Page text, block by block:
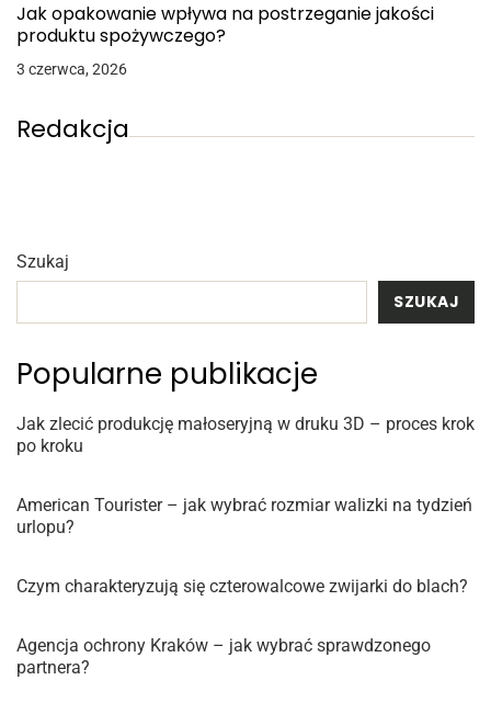
Jak opakowanie wpływa na postrzeganie jakości
produktu spożywczego?
3 czerwca, 2026
Redakcja
Szukaj
SZUKAJ
Popularne publikacje
Jak zlecić produkcję małoseryjną w druku 3D – proces krok
po kroku
American Tourister – jak wybrać rozmiar walizki na tydzień
urlopu?
Czym charakteryzują się czterowalcowe zwijarki do blach?
Agencja ochrony Kraków – jak wybrać sprawdzonego
partnera?